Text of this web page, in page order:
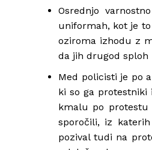
Osrednjo
uniformah, kot je
oziroma izhodu z
da jih drugod sploh
Med policisti je po
ki so ga
kmalu po protestu
sporočili, iz
pozival tudi na